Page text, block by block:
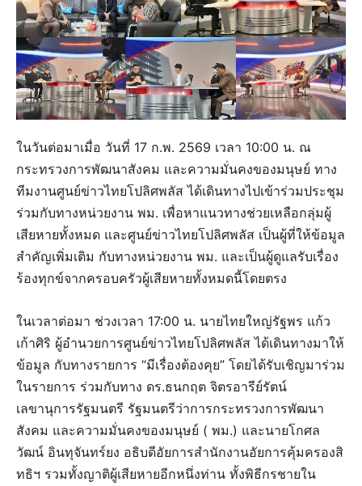
ในวันต่อมาเมื่อ วันที่ 17 ก.พ. 2569 เวลา 10:00 น. ณ
กระทรวงการพัฒนาสังคม และความมั่นคงของมนุษย์ ทาง
ทีมงานศูนย์ข่าวไทยโปลิศพลัส ได้เดินทางไปเข้าร่วมประชุม
ร่วมกับทางหน่วยงาน พม. เพื่อหาแนวทางช่วยเหลือกลุ่มผู้
เสียหายทั้งหมด และศูนย์ข่าวไทยโปลิศพลัส เป็นผู้ที่ให้ข้อมูล
สำคัญเพิ่มเติม กับทางหน่วยงาน พม. และเป็นผู้ดูแลรับเรื่อง
ร้องทุกข์จากครอบครัวผู้เสียหายทั้งหมดนี้โดยตรง
ในเวลาต่อมา ช่วงเวลา 17:00 น. นายไทยใหญ่รัฐพร แก้ว
เก้าศิริ ผู้อำนวยการศูนย์ข่าวไทยโปลิศพลัส ได้เดินทางมาให้
ข้อมูล กับทางรายการ “มีเรื่องต้องคุย” โดยได้รับเชิญมาร่วม
ในรายการ ร่วมกับทาง ดร.ธนกฤต จิตรอารีย์รัตน์
เลขานุการรัฐมนตรี รัฐมนตรีว่าการกระทรวงการพัฒนา
สังคม และความมั่นคงของมนุษย์ ( พม.) และนายโกศล
วัฒน์ อินทุจันทร์ยง อธิบดีอัยการสำนักงานอัยการคุ้มครองสิ
ทธิฯ รวมทั้งญาติผู้เสียหายอีกหนึ่งท่าน ทั้งพิธีกรชายใน